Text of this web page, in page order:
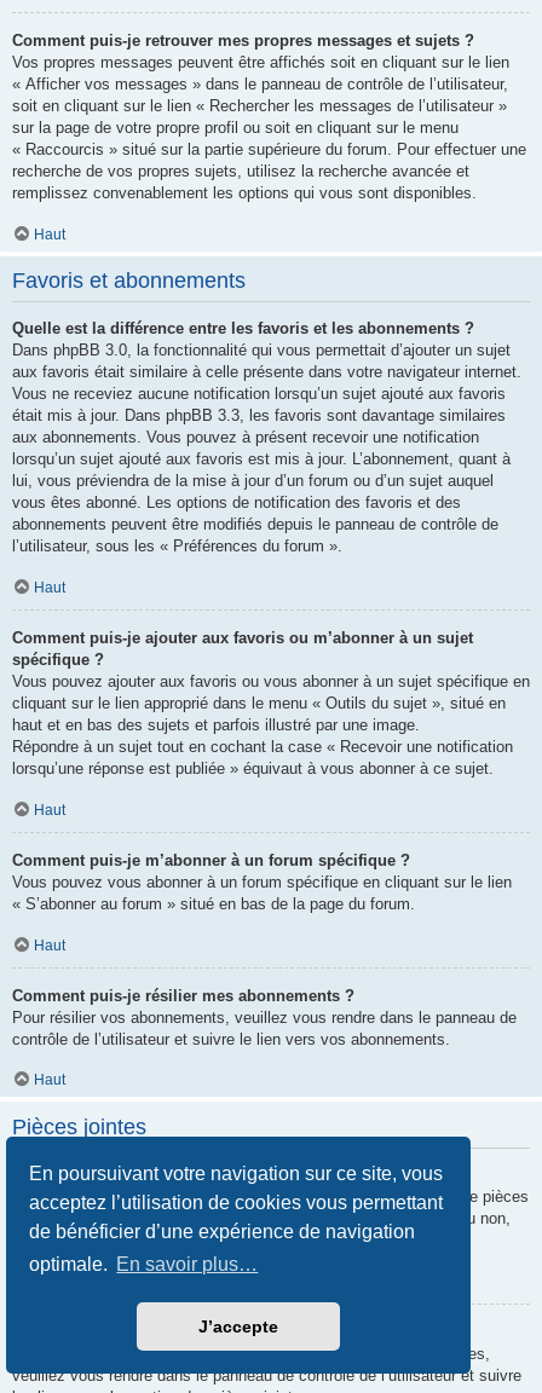
En poursuivant votre navigation sur ce site, vous
acceptez l’utilisation de cookies vous permettant
de bénéficier d’une expérience de navigation
optimale. En savoir plus…
J’accepte
Comment puis-je retrouver mes propres messages et sujets ?
Vos propres messages peuvent être affichés soit en cliquant sur le lien
« Afficher vos messages » dans le panneau de contrôle de l’utilisateur,
soit en cliquant sur le lien « Rechercher les messages de l’utilisateur »
sur la page de votre propre profil ou soit en cliquant sur le menu
« Raccourcis » situé sur la partie supérieure du forum. Pour effectuer une
recherche de vos propres sujets, utilisez la recherche avancée et
remplissez convenablement les options qui vous sont disponibles.
Haut
Favoris et abonnements
Quelle est la différence entre les favoris et les abonnements ?
Dans phpBB 3.0, la fonctionnalité qui vous permettait d’ajouter un sujet
aux favoris était similaire à celle présente dans votre navigateur internet.
Vous ne receviez aucune notification lorsqu’un sujet ajouté aux favoris
était mis à jour. Dans phpBB 3.3, les favoris sont davantage similaires
aux abonnements. Vous pouvez à présent recevoir une notification
lorsqu’un sujet ajouté aux favoris est mis à jour. L’abonnement, quant à
lui, vous préviendra de la mise à jour d’un forum ou d’un sujet auquel
vous êtes abonné. Les options de notification des favoris et des
abonnements peuvent être modifiés depuis le panneau de contrôle de
l’utilisateur, sous les « Préférences du forum ».
Haut
Comment puis-je ajouter aux favoris ou m’abonner à un sujet
spécifique ?
Vous pouvez ajouter aux favoris ou vous abonner à un sujet spécifique en
cliquant sur le lien approprié dans le menu « Outils du sujet », situé en
haut et en bas des sujets et parfois illustré par une image.
Répondre à un sujet tout en cochant la case « Recevoir une notification
lorsqu’une réponse est publiée » équivaut à vous abonner à ce sujet.
Haut
Comment puis-je m’abonner à un forum spécifique ?
Vous pouvez vous abonner à un forum spécifique en cliquant sur le lien
« S’abonner au forum » situé en bas de la page du forum.
Haut
Comment puis-je résilier mes abonnements ?
Pour résilier vos abonnements, veuillez vous rendre dans le panneau de
contrôle de l’utilisateur et suivre le lien vers vos abonnements.
Haut
Pièces jointes
Quelles pièces jointes sont autorisées sur ce forum ?
Chaque administrateur peut autoriser ou interdire certains types de pièces
jointes. Si vous n’êtes pas certain de savoir ce qui est autorisé ou non,
nous vous invitons à contacter un administrateur du forum.
Comment puis-je retrouver toutes mes pièces jointes ?
Pour retrouver la liste des pièces jointes que vous avez transférées,
veuillez vous rendre dans le panneau de contrôle de l’utilisateur et suivre